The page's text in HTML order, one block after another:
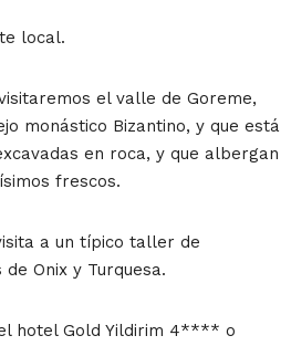
local.
el valle de Goreme,
monástico Bizantino, y que está
en roca, y que albergan
frescos.
a un típico taller de
Onix y Turquesa.
hotel Gold Yildirim 4**** o